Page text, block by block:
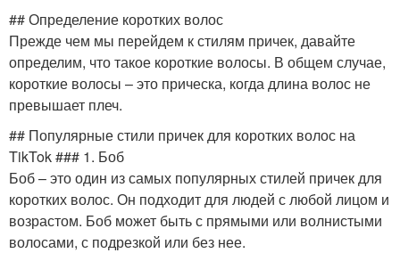
## Определение коротких волос
Прежде чем мы перейдем к стилям причек, давайте
определим, что такое короткие волосы. В общем случае,
короткие волосы – это прическа, когда длина волос не
превышает плеч.
## Популярные стили причек для коротких волос на
TikTok ### 1. Боб
Боб – это один из самых популярных стилей причек для
коротких волос. Он подходит для людей с любой лицом и
возрастом. Боб может быть с прямыми или волнистыми
волосами, с подрезкой или без нее.